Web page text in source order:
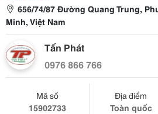
656/74/87 Đường Quang Trung,
Minh, Việt Nam
Tấn Phát
0976 866 766
Mã số
15902733
Địa điểm
Toàn quốc